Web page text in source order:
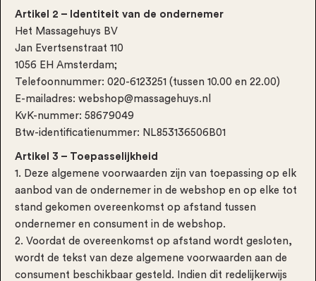
Artikel 2 – Identiteit van de ondernemer
Het Massagehuys BV
Jan Evertsenstraat 110
1056 EH Amsterdam;
Telefoonnummer: 020-6123251 (tussen 10.00 en 22.00)
E-mailadres: webshop@massagehuys.nl
KvK-nummer: 58679049
Btw-identificatienummer: NL853136506B01
Artikel 3 – Toepasselijkheid
1. Deze algemene voorwaarden zijn van toepassing op elk
aanbod van de ondernemer in de webshop en op elke tot
stand gekomen overeenkomst op afstand tussen
ondernemer en consument in de webshop.
2. Voordat de overeenkomst op afstand wordt gesloten,
wordt de tekst van deze algemene voorwaarden aan de
consument beschikbaar gesteld. Indien dit redelijkerwijs